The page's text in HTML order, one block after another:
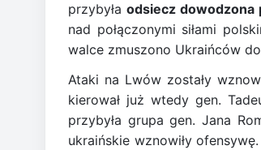
przybyła odsiecz dowodzona
nad połączonymi siłami
walce zmuszono Ukraińców
Ataki na Lwów zostały
kierował już wtedy gen.
przybyła grupa gen. Jana
ukraińskie wznowiły